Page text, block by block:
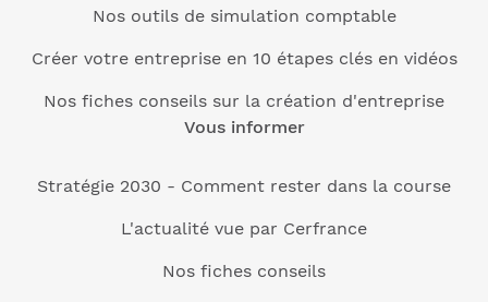
Nos outils de simulation comptable
Créer votre entreprise en 10 étapes clés en vidéos
Nos fiches conseils sur la création d'entreprise
Vous informer
Stratégie 2030 - Comment rester dans la course
L'actualité vue par Cerfrance
Nos fiches conseils